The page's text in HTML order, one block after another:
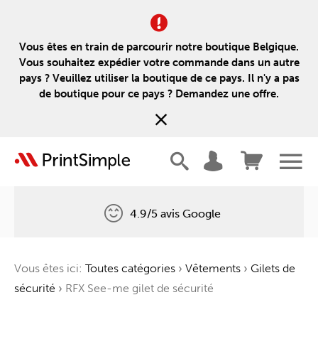
Vous êtes en train de parcourir notre boutique Belgique.
Vous souhaitez expédier votre commande dans un autre
pays ? Veuillez utiliser la boutique de ce pays. Il n'y a pas
de boutique pour ce pays ? Demandez une offre.
Un arbre pour chaque commande
4.9/5 avis Google
Vous êtes ici: Toutes catégories › Vêtements › Gilets de
sécurité › RFX See-me gilet de sécurité